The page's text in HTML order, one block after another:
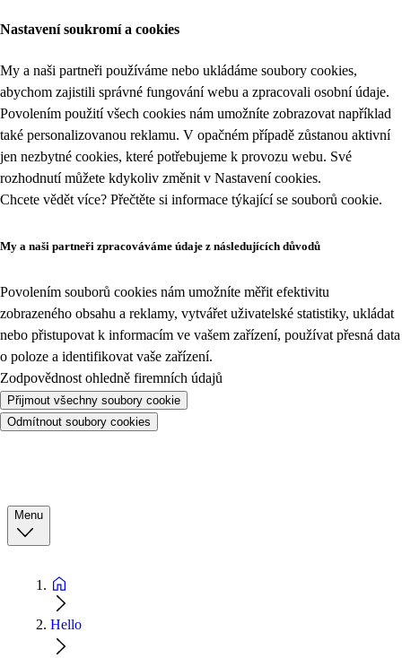
Nastavení soukromí a cookies
My a naši partneři používáme nebo ukládáme soubory cookies,
abychom zajistili správné fungování webu a zpracovali osobní údaje.
Povolením použití všech cookies nám umožníte zobrazovat například
také personalizovanou reklamu. V opačném případě zůstanou aktivní
jen nezbytné cookies, které potřebujeme k provozu webu. Své
rozhodnutí můžete kdykoliv změnit v Nastavení cookies.
Chcete vědět více? Přečtěte si informace týkající se souborů cookie.
My a naši partneři zpracováváme údaje z následujících důvodů
Povolením souborů cookies nám umožníte měřit efektivitu
zobrazeného obsahu a reklamy, vytvářet uživatelské statistiky, ukládat
nebo přistupovat k informacím ve vašem zařízení, používat přesná data
o poloze a identifikovat vaše zařízení.
Zodpovědnost ohledně firemních údajů
Přijmout všechny soubory cookie
Odmítnout soubory cookies
Menu
Hello